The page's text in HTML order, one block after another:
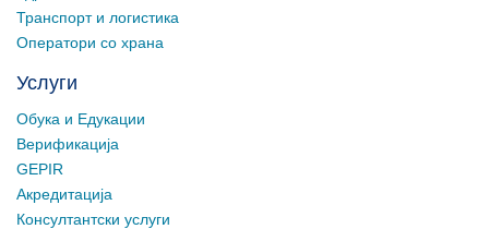
Транспорт и логистика
Оператори со храна
Услуги
Обука и Едукации
Верификација
GEPIR
Акредитација
Консултантски услуги